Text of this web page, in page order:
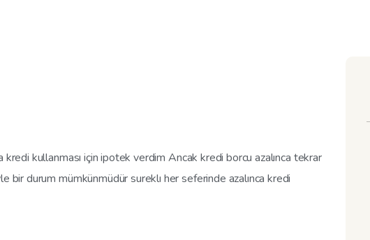
kullanması için ipotek verdim Ancak kredi borcu azalınca tekrar
bir durum mümkünmüdür sureklı her seferinde azalınca kredi